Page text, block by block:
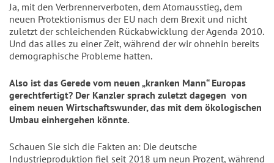
Ja, mit den Verbrennerverboten, dem Atomausstieg, dem
neuen Protektionismus der EU nach dem Brexit und nicht
zuletzt der schleichenden Rückabwicklung der Agenda 2010.
Und das alles zu einer Zeit, während der wir ohnehin bereits
demographische Probleme hatten.
Also ist das Gerede vom neuen „kranken Mann“ Europas
gerechtfertigt? Der Kanzler sprach zuletzt dagegen von
einem neuen Wirtschaftswunder, das mit dem ökologischen
Umbau einhergehen könnte.
Schauen Sie sich die Fakten an: Die deutsche
Industrieproduktion fiel seit 2018 um neun Prozent, während